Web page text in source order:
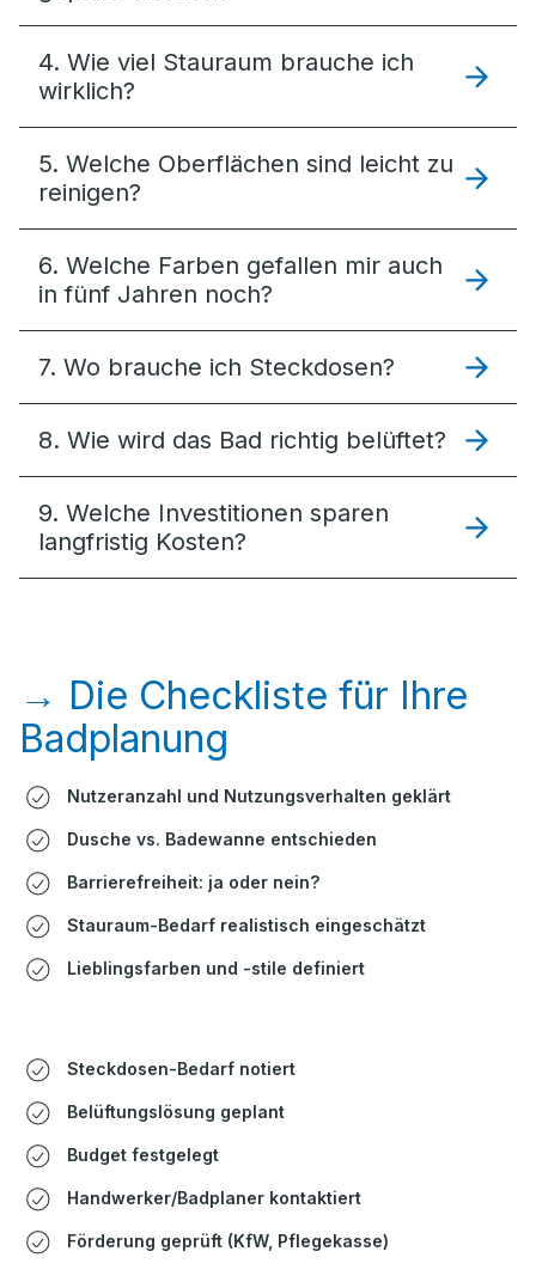
4. Wie viel Stauraum brauche ich
wirklich?
5. Welche Oberflächen sind leicht zu
reinigen?
6. Welche Farben gefallen mir auch
in fünf Jahren noch?
7. Wo brauche ich Steckdosen?
8. Wie wird das Bad richtig belüftet?
9. Welche Investitionen sparen
langfristig Kosten?
→ Die Checkliste für Ihre
Badplanung
Nutzeranzahl und Nutzungsverhalten geklärt
Dusche vs. Badewanne entschieden
Barrierefreiheit: ja oder nein?
Stauraum-Bedarf realistisch eingeschätzt
Lieblingsfarben und -stile definiert
Steckdosen-Bedarf notiert
Belüftungslösung geplant
Budget festgelegt
Handwerker/Badplaner kontaktiert
Förderung geprüft (KfW, Pflegekasse)